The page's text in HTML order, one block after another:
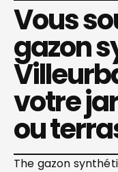
Vous
gazon
votre
ou
The gazon